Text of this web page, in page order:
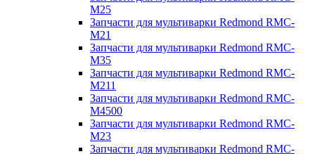
M25
Запчасти для мультиварки Redmond RMC-
M21
Запчасти для мультиварки Redmond RMC-
M35
Запчасти для мультиварки Redmond RMC-
M211
Запчасти для мультиварки Redmond RMC-
M4500
Запчасти для мультиварки Redmond RMC-
M23
Запчасти для мультиварки Redmond RMC-